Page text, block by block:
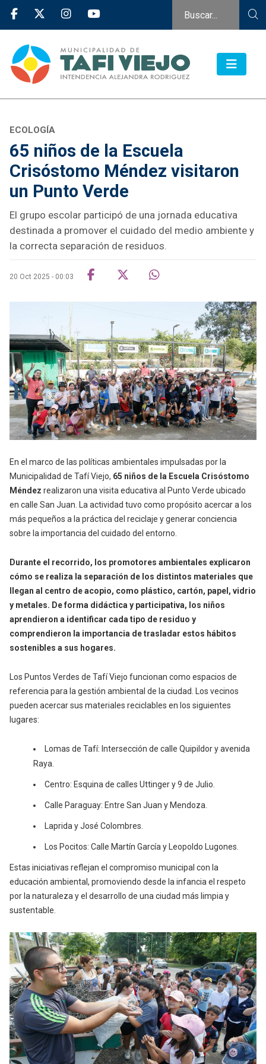
ECOLOGÍA
65 niños de la Escuela
Crisóstomo Méndez visitaron
un Punto Verde
El grupo escolar participó de una jornada educativa
destinada a promover el cuidado del medio ambiente y
la correcta separación de residuos.
20 Oct 2025 - 00:03
En el marco de las políticas ambientales impulsadas por la
Municipalidad de Tafí Viejo, 65 niños de la Escuela Crisóstomo
Méndez realizaron una visita educativa al Punto Verde ubicado
en calle San Juan. La actividad tuvo como propósito acercar a los
más pequeños a la práctica del reciclaje y generar conciencia
sobre la importancia del cuidado del entorno.
Durante el recorrido, los promotores ambientales explicaron
cómo se realiza la separación de los distintos materiales que
llegan al centro de acopio, como plástico, cartón, papel, vidrio
y metales. De forma didáctica y participativa, los niños
aprendieron a identificar cada tipo de residuo y
comprendieron la importancia de trasladar estos hábitos
sostenibles a sus hogares.
Los Puntos Verdes de Tafí Viejo funcionan como espacios de
referencia para la gestión ambiental de la ciudad. Los vecinos
pueden acercar sus materiales reciclables en los siguientes
lugares:
Lomas de Tafí: Intersección de calle Quipildor y avenida
Raya.
Centro: Esquina de calles Uttinger y 9 de Julio.
Calle Paraguay: Entre San Juan y Mendoza.
Laprida y José Colombres.
Los Pocitos: Calle Martín García y Leopoldo Lugones.
Estas iniciativas reflejan el compromiso municipal con la
educación ambiental, promoviendo desde la infancia el respeto
por la naturaleza y el desarrollo de una ciudad más limpia y
sustentable.